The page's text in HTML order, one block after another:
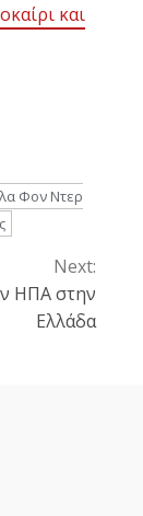
και
Φον Ντερ
Next:
ΗΠΑ στην
Ελλάδα